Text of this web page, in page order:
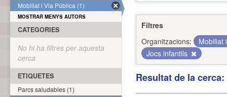
Filtres
Organitzacions:
Mobiliat
Jocs infantils
Resultat de la
Mobiliat i Via Pública (1)
MOSTRAR MENYS AUTORS
CATEGORIES
No hi ha filtres per aquesta
cerca
ETIQUETES
Parcs saludables (1)